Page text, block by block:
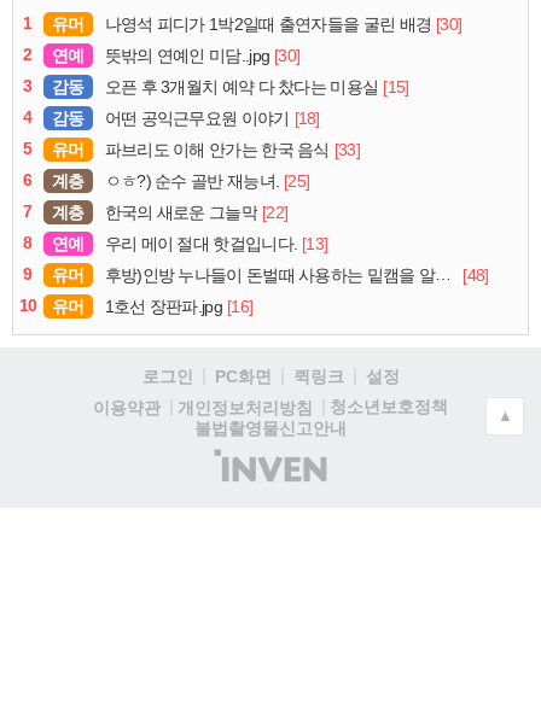
1 유머 나영석 피디가 1박2일때 출연자들을 굴린 배경 [30]
2
연예 뜻밖의 연예인 미담..jpg [30]
3
감동 오픈 후 3개월치 예약 다 찼다는 미용실 [15]
4
감동 어떤 공익근무요원 이야기 [18]
5
유머 파브리도 이해 안가는 한국 음식 [33]
6
계층 ㅇㅎ?) 순수 골반 재능녀. [25]
7
계층 한국의 새로운 그늘막 [22]
8
연예 우리 메이 절대 핫걸입니다. [13]
9
유머 후방)인방 누나들이 돈벌때 사용하는 밑캠을 알아보자
[48]
10
유머 1호선 장판파.jpg [16]
로그인 PC화면 퀵링크
설정
이용약관
개인정보처리방침
청소년보호정책
불법촬영물신고안내
(주)
인
▲